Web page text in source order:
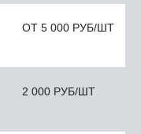
ОТ 5 000 РУБ/ШТ
2 000 РУБ/ШТ